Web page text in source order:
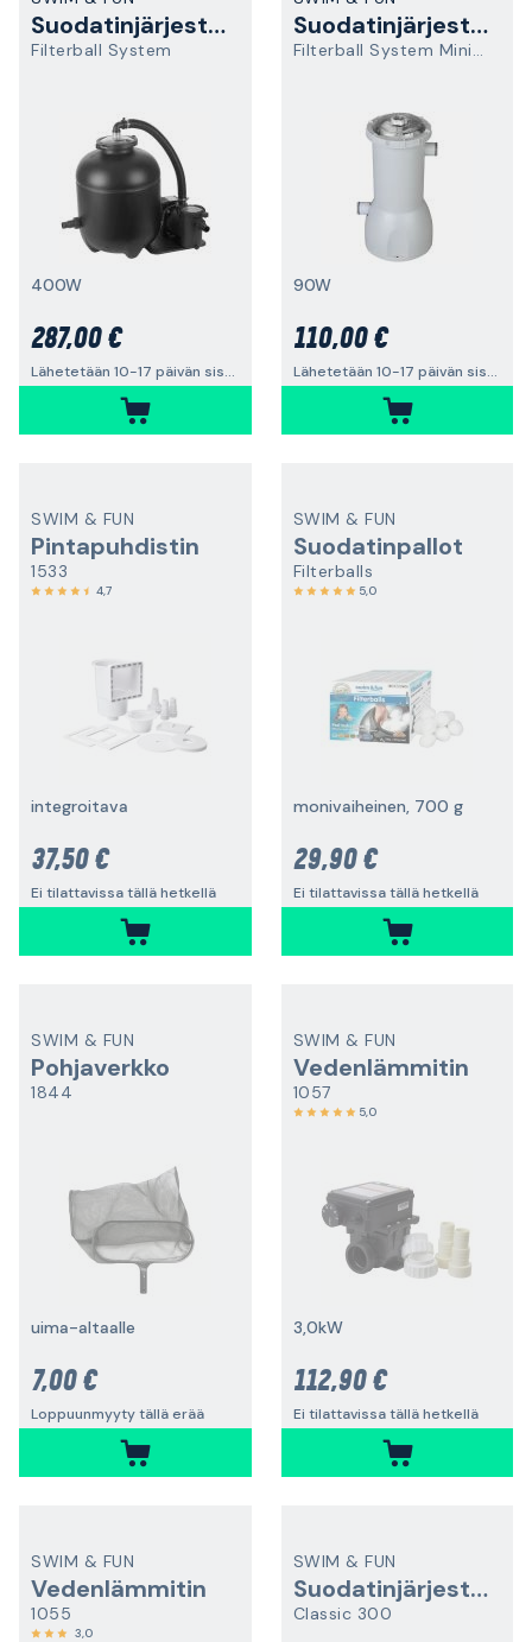
Suodatinjärjestelmä
Filterball System
400W
287,00 €
Lähetetään 10-17 päivän sisällä
Suodatinjärjestelmä
Filterball System MiniMax
90W
110,00 €
Lähetetään 10-17 päivän sisällä
SWIM & FUN
Pintapuhdistin
1533
4,7
integroitava
37,50 €
Ei tilattavissa tällä hetkellä
SWIM & FUN
Suodatinpallot
Filterballs
5,0
monivaiheinen, 700 g
29,90 €
Ei tilattavissa tällä hetkellä
SWIM & FUN
Pohjaverkko
1844
uima-altaalle
7,00 €
Loppuunmyyty tällä erää
SWIM & FUN
Vedenlämmitin
1057
5,0
3,0kW
112,90 €
Ei tilattavissa tällä hetkellä
SWIM & FUN
Vedenlämmitin
1055
3,0
SWIM & FUN
Suodatinjärjestelmä
Classic 300